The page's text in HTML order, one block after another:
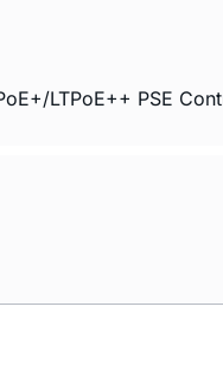
LTPoE++ PSE